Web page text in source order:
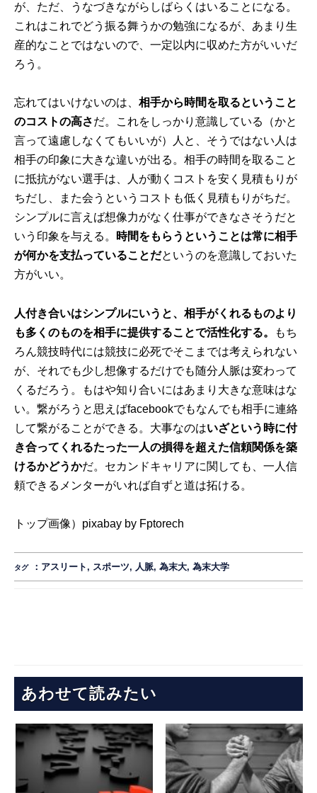
が、ただ、うなづきながらしばらくはいることになる。
これはこれでどう振る舞うかの勉強になるが、あまり生
産的なことではないので、一定以内に収めた方がいいだ
ろう。
忘れてはいけないのは、相手から時間を取るということ
のコストの高さだ。これをしっかり意識している（かと
言って遠慮しなくてもいいが）人と、そうではない人は
相手の印象に大きな違いが出る。相手の時間を取ること
に抵抗がない選手は、人が動くコストを安く見積もりが
ちだし、また会うというコストも低く見積もりがちだ。
シンプルに言えば想像力がなく仕事ができなさそうだと
いう印象を与える。
時間をもらうということは常に相手
が何かを支払っていることだというのを意識しておいた
方がいい。
人付き合いはシンプルにいうと、相手がくれるものより
も多くのものを相手に提供することで活性化する。
もち
ろん競技時代には競技に必死でそこまでは考えられない
が、それでも少し想像するだけでも随分人脈は変わって
くるだろう。もはや知り合いにはあまり大きな意味はな
い。繋がろうと思えばfacebookでもなんでも相手に連絡
して繋がることができる。大事なのはいざという時に付
き合ってくれるたった一人の損得を超えた信頼関係を築
けるかどうかだ。セカンドキャリアに関しても、一人信
頼できるメンターがいれば自ずと道は拓ける。
トップ画像）pixabay by Fptorech
タグ ： アスリート , スポーツ, 人脈,為末大,為末大学
あわせて読みたい